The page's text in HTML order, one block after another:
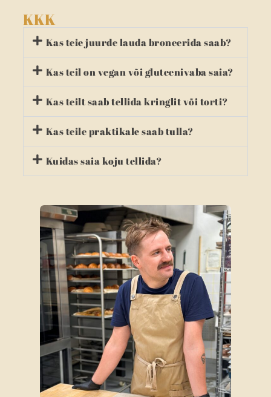
KKK
Kas teie juurde lauda broneerida saab?
Kas teil on vegan või gluteenivaba saia?
Kas teilt saab tellida kringlit või torti?
Kas teile praktikale saab tulla?
Kuidas saia koju tellida?